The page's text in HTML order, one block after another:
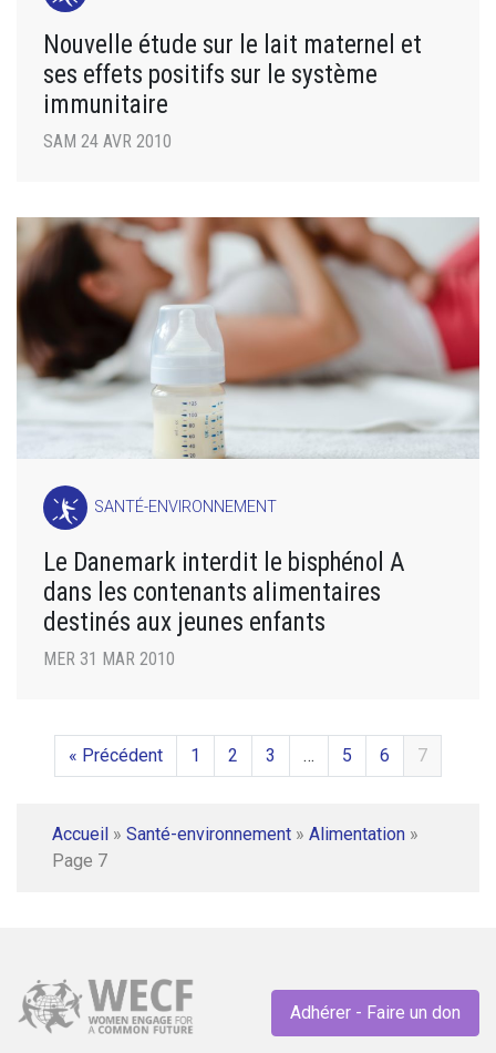
Nouvelle étude sur le lait maternel et
ses effets positifs sur le système
immunitaire
SAM 24 AVR 2010
SANTÉ-ENVIRONNEMENT
Le Danemark interdit le bisphénol A
dans les contenants alimentaires
destinés aux jeunes enfants
MER 31 MAR 2010
« Précédent 1 2 3 … 5 6 7
Accueil » Santé-environnement » Alimentation »
Page 7
Adhérer - Faire un don